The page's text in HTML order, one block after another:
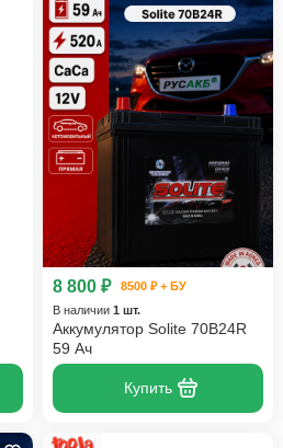
8 800 ₽
8500 ₽ + БУ
В наличии 1 шт.
Аккумулятор Solite 70B24R
59 Ач
Купить